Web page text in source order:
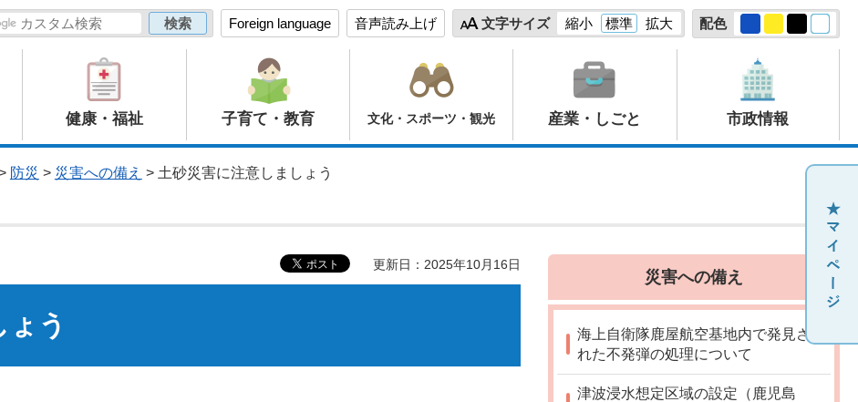
Foreign language 音声読み上げ 文字サイズ 縮小 標準 拡大 配色
健康・福祉 子育て・教育 文化・スポーツ・観光 産業・しごと 市政情報
防災 > 災害への備え > 土砂災害に注意しましょう
更新日：2025年10月16日
う
災害への備え
海上自衛隊鹿屋航空基地内で発見さ
れた不発弾の処理について
津波浸水想定区域の設定（鹿児島